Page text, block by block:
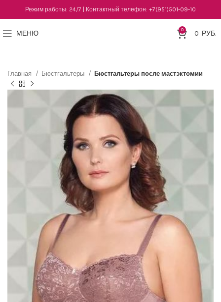
Режим работы: 24/7 | Контактный телефон: +7(951)501-09-10
МЕНЮ 0 0 РУБ.
Главная Бюстгальтеры Бюстгальтеры после мастэктомии